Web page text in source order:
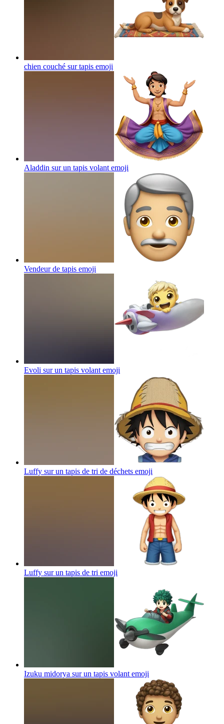
chien couché sur tapis emoji
Aladdin sur un tapis volant emoji
Vendeur de tapis emoji
Evoli sur un tapis volant emoji
Luffy sur un tapis de tri de déchets emoji
Luffy sur un tapis de tri emoji
Izuku midorya sur un tapis volant emoji